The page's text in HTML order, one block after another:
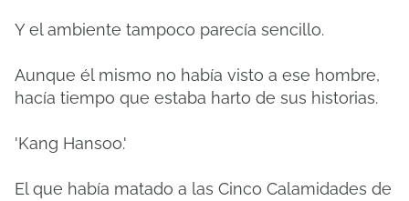
Y el ambiente tampoco parecía sencillo.
Aunque él mismo no había visto a ese hombre,
hacía tiempo que estaba harto de sus historias.
'Kang Hansoo.'
El que había matado a las Cinco Calamidades de